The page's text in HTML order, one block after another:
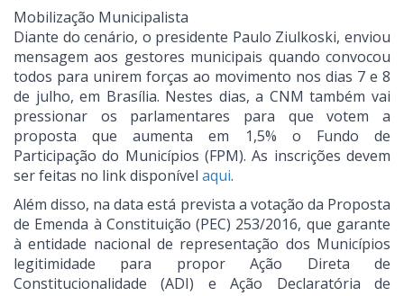
Mobilização Municipalista
Diante do cenário, o presidente Paulo Ziulkoski, enviou
mensagem aos gestores municipais quando convocou
todos para unirem forças ao movimento nos dias 7 e 8
de julho, em Brasília. Nestes dias, a CNM também vai
pressionar os parlamentares para que votem a
proposta que aumenta em 1,5% o Fundo de
Participação do Municípios (FPM). As inscrições devem
ser feitas no link disponível aqui.
Além disso, na data está prevista a votação da Proposta
de Emenda à Constituição (PEC) 253/2016, que garante
à entidade nacional de representação dos Municípios
legitimidade para propor Ação Direta de
Constitucionalidade (ADI) e Ação Declaratória de